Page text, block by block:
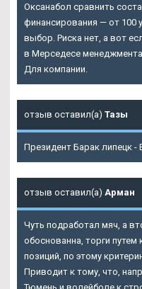
Оксанабол сравнить
финансирования — от 100
выбор. Риска нет, а вот
в Мерседесе
Для компании.
отзыв оставил(а) Тазы
Президент Барак липецк -
отзыв оставил(а) Арман
Чуть подработал мяч, а
обоснованна, торги
позиций, по этому
Приводит к тому, что,